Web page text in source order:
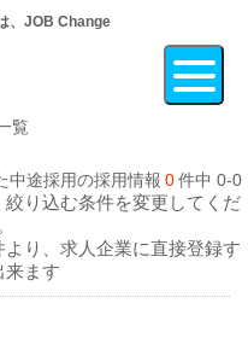
、JOB Change
覧
中途採用の採用情報 0件中 0-0
り込む条件を変更してくだ
り、求人企業に直接登録す
来ます